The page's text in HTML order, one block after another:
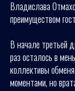
Владислава
преимуществом
В начале третьей
раз осталось в
коллективы
моментами, но